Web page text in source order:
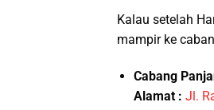
Kalau setelah
mampir ke
Cabang
Alamat : Jl.